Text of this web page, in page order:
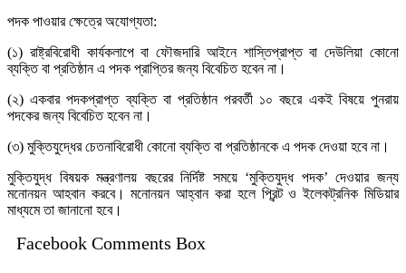
পদক পাওয়ার ক্ষেত্রে অযোগ্যতা:
(১) রাষ্ট্রবিরোধী কার্যকলাপে বা ফৌজদারি আইনে শাস্তিপ্রাপ্ত বা দেউলিয়া কোনো
ব্যক্তি বা প্রতিষ্ঠান এ পদক প্রাপ্তির জন্য বিবেচিত হবেন না।
(২) একবার পদকপ্রাপ্ত ব্যক্তি বা প্রতিষ্ঠান পরবর্তী ১০ বছরে একই বিষয়ে পুনরায়
পদকের জন্য বিবেচিত হবেন না।
(৩) মুক্তিযুদ্ধের চেতনাবিরোধী কোনো ব্যক্তি বা প্রতিষ্ঠানকে এ পদক দেওয়া হবে না।
মুক্তিযুদ্ধ বিষয়ক মন্ত্রণালয় বছরের নির্দিষ্ট সময়ে ‘মুক্তিযুদ্ধ পদক’ দেওয়ার জন্য
মনোনয়ন আহবান করবে। মনোনয়ন আহ্বান করা হলে প্রিন্ট ও ইলেকট্রনিক মিডিয়ার
মাধ্যমে তা জানানো হবে।
Facebook Comments Box